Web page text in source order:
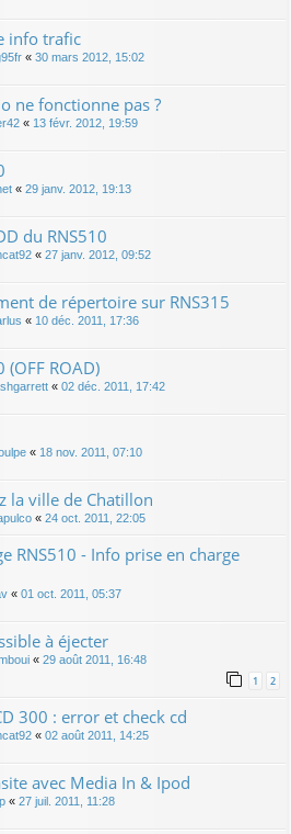
info trafic
« 30 mars 2012, 15:02
ne fonctionne pas ?
« 13 févr. 2012, 19:59
« 29 janv. 2012, 19:13
du RNS510
« 27 janv. 2012, 09:52
de répertoire sur RNS315
« 10 déc. 2011, 17:36
ROAD)
« 02 déc. 2011, 17:42
« 18 nov. 2011, 07:10
la ville de Chatillon
« 24 oct. 2011, 22:05
RNS510 - Info prise en charge
« 01 oct. 2011, 05:37
à éjecter
« 29 août 2011, 16:48
1 2
300 : error et check cd
« 02 août 2011, 14:25
avec Media In & Ipod
« 27 juil. 2011, 11:28